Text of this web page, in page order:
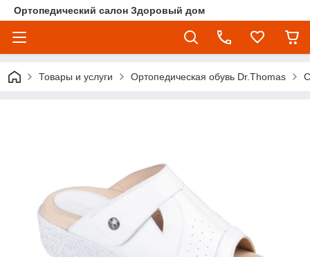
Ортопедический салон Здоровый дом
Товары и услуги Ортопедическая обувь Dr.Thomas